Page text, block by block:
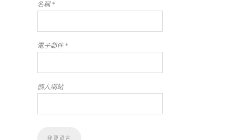
名稱 *
電子郵件 *
個人網站